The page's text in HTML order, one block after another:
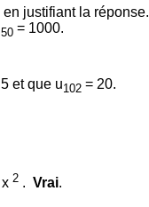
justifiant la réponse.
50 = 1000.
et que u102 = 20.
2. Vrai.